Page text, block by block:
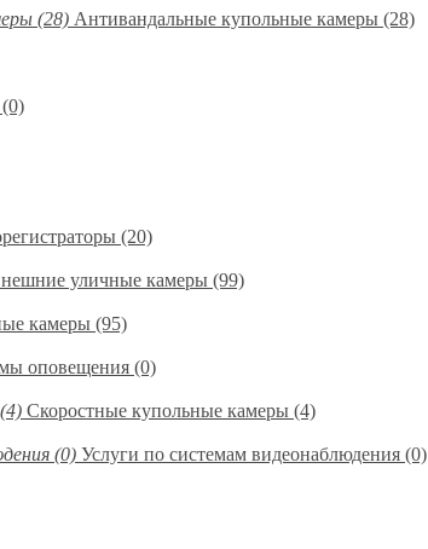
Антивандальные купольные камеры (28)
(20)
уличные камеры (99)
камеры (95)
оповещения (0)
Скоростные купольные камеры (4)
Услуги по системам видеонаблюдения (0)